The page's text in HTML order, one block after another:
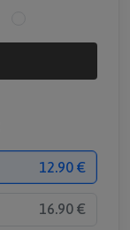
12.90 €
16.90 €